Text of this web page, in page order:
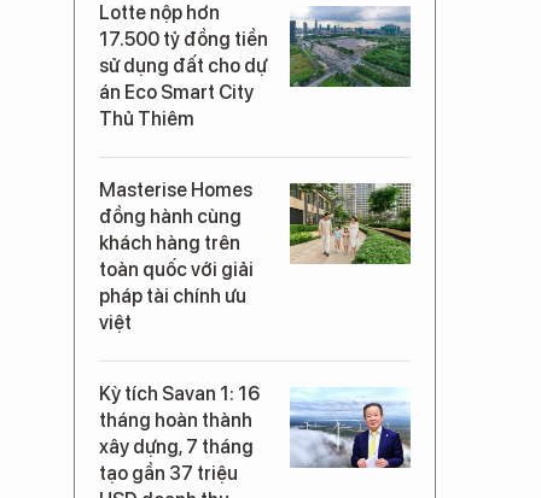
Lotte nộp hơn
17.500 tỷ đồng tiền
sử dụng đất cho dự
án Eco Smart City
Thủ Thiêm
Masterise Homes
đồng hành cùng
khách hàng trên
toàn quốc với giải
pháp tài chính ưu
việt
Kỳ tích Savan 1: 16
tháng hoàn thành
xây dựng, 7 tháng
tạo gần 37 triệu